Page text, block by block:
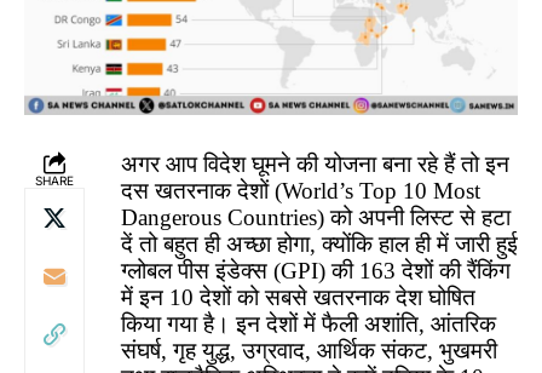
SHARE
अगर आप विदेश घूमने की योजना बना रहे हैं तो इन
दस खतरनाक देशों (World’s Top 10 Most
Dangerous Countries) को अपनी लिस्ट से हटा
दें तो बहुत ही अच्छा होगा, क्योंकि हाल ही में जारी हुई
ग्लोबल पीस इंडेक्स (GPI) की 163 देशों की रैंकिंग
में इन 10 देशों को सबसे खतरनाक देश घोषित
किया गया है। इन देशों में फैली अशांति, आंतरिक
संघर्ष, गृह युद्ध, उग्रवाद, आर्थिक संकट, भुखमरी